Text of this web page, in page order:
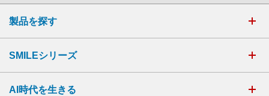
製品を探す
SMILEシリーズ
AI時代を生きる